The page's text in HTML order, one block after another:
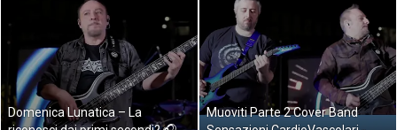
Domenica Lunatica – La
Muoviti Parte 2 Cover Band